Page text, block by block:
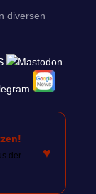
diversen
der
♥